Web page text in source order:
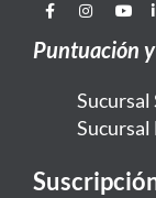
Puntuación
Sucursal